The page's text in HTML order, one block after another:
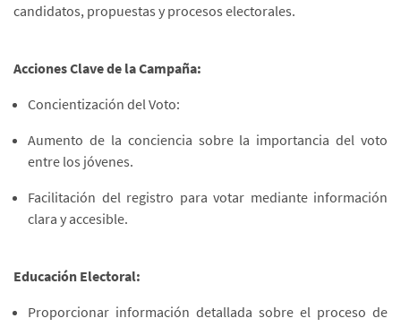
candidatos, propuestas y procesos electorales.
Acciones Clave de la Campaña:
Concientización del Voto:
Aumento de la conciencia sobre la importancia del voto
entre los jóvenes.
Facilitación del registro para votar mediante información
clara y accesible.
Educación Electoral:
Proporcionar información detallada sobre el proceso de